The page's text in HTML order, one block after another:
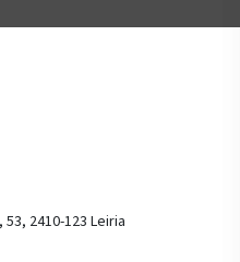
2410-123 Leiria